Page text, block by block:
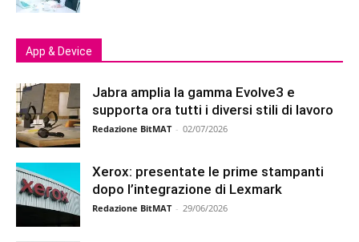
App & Device
Jabra amplia la gamma Evolve3 e
supporta ora tutti i diversi stili di lavoro
Redazione BitMAT - 02/07/2026
Xerox: presentate le prime stampanti
dopo l’integrazione di Lexmark
Redazione BitMAT - 29/06/2026